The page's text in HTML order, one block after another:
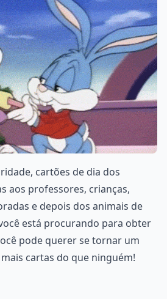
cartões de dia dos
aos professores, crianças,
e depois dos animais de
está procurando para obter
pode querer se tornar um
cartas do que ninguém!